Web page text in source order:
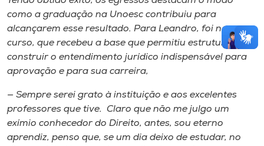
como a graduação na Unoesc contribuiu para
alcançarem esse resultado. Para Leandro, foi no
curso, que recebeu a base que permitiu estruturar e
construir o entendimento jurídico indispensável para
aprovação e para sua carreira,
— Sempre serei grato à instituição e aos excelentes
professores que tive. Claro que não me julgo um
exímio conhecedor do Direito, antes, sou eterno
aprendiz, penso que, se um dia deixo de estudar, no